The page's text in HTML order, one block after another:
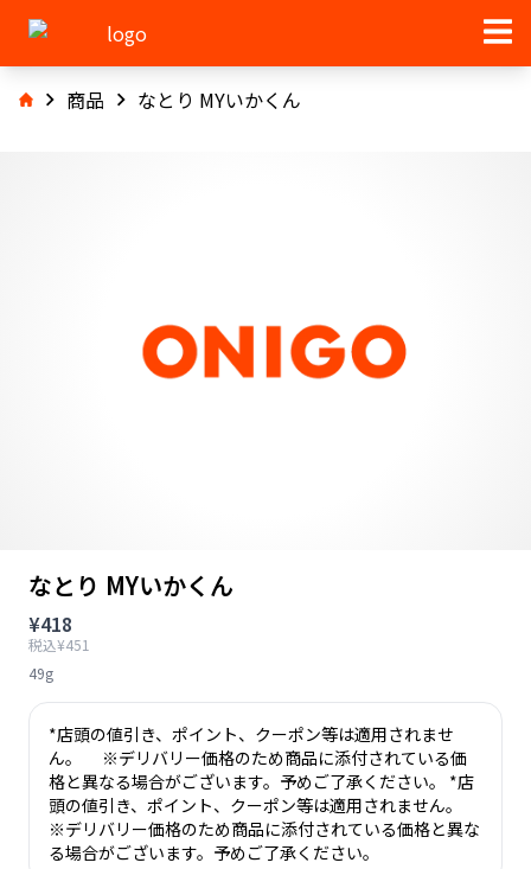
商品 なとり MYいかくん
なとり MYいかくん
¥418
税込¥451
49g
*店頭の値引き、ポイント、クーポン等は適用されませ
ん。 ※デリバリー価格のため商品に添付されている価
格と異なる場合がございます。予めご了承ください。 *店
頭の値引き、ポイント、クーポン等は適用されません。
※デリバリー価格のため商品に添付されている価格と異な
る場合がございます。予めご了承ください。